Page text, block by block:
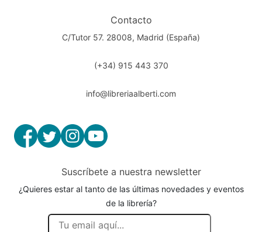
Contacto
C/Tutor 57. 28008, Madrid (España)
(+34) 915 443 370
info@libreriaalberti.com
Suscríbete a nuestra newsletter
¿Quieres estar al tanto de las últimas novedades y eventos
de la librería?